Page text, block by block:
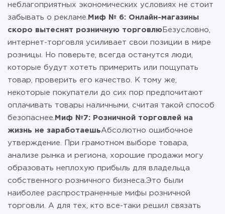
неблагоприятных экономических условиях не стоит
забывать о рекламе. Миф № 6: Онлайн-магазины
скоро вытеснят розничную торговлю Безусловно,
интернет-торговля усиливает свои позиции в мире
розницы. Но поверьте, всегда останутся люди,
которые будут хотеть примерить или пощупать
товар, проверить его качество. К тому же,
некоторые покупатели до сих пор предпочитают
оплачивать товары наличными, считая такой способ
безопаснее. Миф №7: Розничной торговлей на
жизнь не заработаешьАбсолютно ошибочное
утверждение. При грамотном выборе товара,
анализе рынка и региона, хорошие продажи могу
образовать неплохую прибыль для владельца
собственного розничного бизнеса.Это были
наиболее распространенные мифы розничной
торговли. А для тех, кто все-таки решил связать